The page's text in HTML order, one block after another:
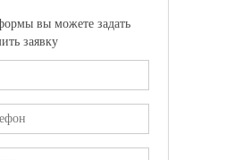
вы можете задать
заявку